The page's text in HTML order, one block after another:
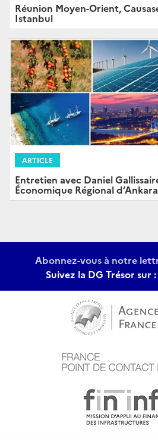
Réunion Moyen-Orient,
Istanbul
ARTICLE
Entretien avec Daniel
Économique Régional d’Ankara
Abonnez-vous à notre
Suivez la DG Trésor sur :